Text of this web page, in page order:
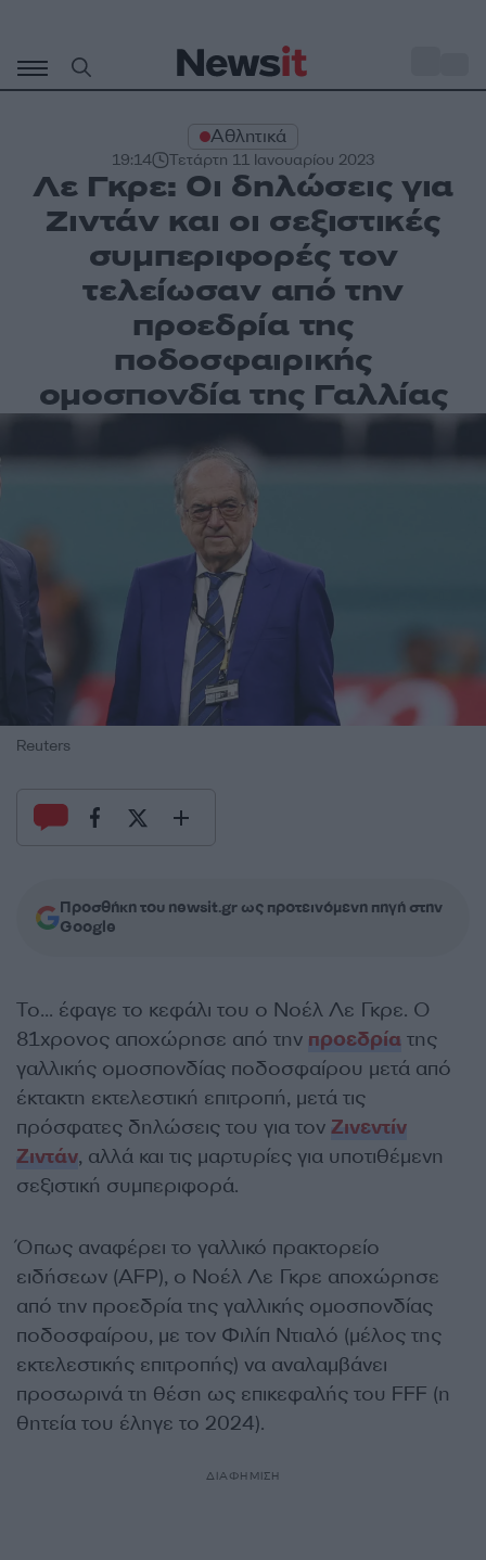
περιεχόμενο
Αθλητικά
19:14 Τετάρτη 11 Ιανουαρίου 2023
Λε Γκρε: Οι δηλώσεις για
Ζιντάν και οι σεξιστικές
συμπεριφορές τον
τελείωσαν από την
προεδρία της
ποδοσφαιρικής
ομοσπονδία της Γαλλίας
Reuters
Προσθήκη του newsit.gr ως προτεινόμενη πηγή στην
Google
Το… έφαγε το κεφάλι του ο Νοέλ Λε Γκρε. Ο
81χρονος αποχώρησε από την προεδρία της
γαλλικής ομοσπονδίας ποδοσφαίρου μετά από
έκτακτη εκτελεστική επιτροπή, μετά τις
πρόσφατες δηλώσεις του για τον Ζινεντίν
Ζιντάν, αλλά και τις μαρτυρίες για υποτιθέμενη
σεξιστική συμπεριφορά.
Όπως αναφέρει το γαλλικό πρακτορείο
ειδήσεων (AFP), ο Νοέλ Λε Γκρε αποχώρησε
από την προεδρία της γαλλικής ομοσπονδίας
ποδοσφαίρου, με τον Φιλίπ Ντιαλό (μέλος της
εκτελεστικής επιτροπής) να αναλαμβάνει
προσωρινά τη θέση ως επικεφαλής του FFF (η
θητεία του έληγε το 2024).
ΔΙΑΦΗΜΙΣΗ